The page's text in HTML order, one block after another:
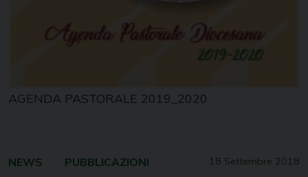
AGENDA PASTORALE 2019_2020
18 Settembre 2018
NEWS PUBBLICAZIONI